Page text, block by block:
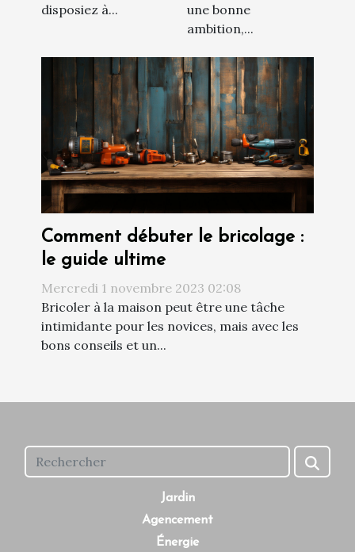
disposiez à...
une bonne
ambition,...
Comment débuter le bricolage :
le guide ultime
Mercredi 1 novembre 2023 02:08
Bricoler à la maison peut être une tâche
intimidante pour les novices, mais avec les
bons conseils et un...
Jardin
Agencement
Énergie